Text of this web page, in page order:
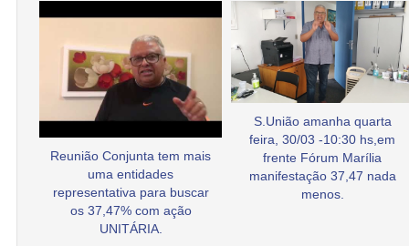
Reunião Conjunta tem mais
uma entidades
representativa para buscar
os 37,47% com ação
UNITÁRIA.
S.União amanha quarta
feira, 30/03 -10:30 hs,em
frente Fórum Marília
manifestação 37,47 nada
menos.